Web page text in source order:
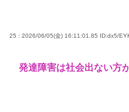
25 : 2026/06/05(金) 16:11:01.85 ID:dx5/
発達障害は社会出ない方